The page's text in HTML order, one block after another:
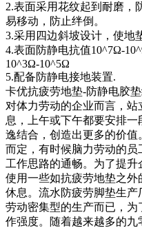
2.表面采用花纹起到耐磨，
易移动，防止绊倒。
3.采用四边斜坡设计，使地
4.表面防静电抗值10^7Ω-
10^3Ω-10^5Ω
5.配备防静电接地装置.
卡优抗疲劳地垫-防静电胶垫
对体力劳动的企业而言，
息，上午或下午都要安排
逸结合，创造出更多的价
而定，有时候脑力劳动的
工作思路的通畅。为了提
使用一些如抗疲劳地垫之
休息。流水防疲劳脚垫生
劳动密集型的生产而已，
作强度。随着越来越多的九